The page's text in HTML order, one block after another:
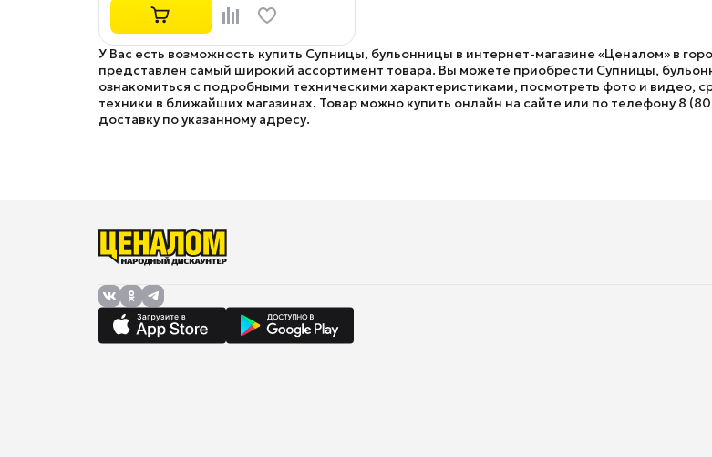
У Вас есть возможность купить Супницы, бульонницы в интернет-магазине «Ценалом» в
представлен самый широкий ассортимент товара. Вы можете приобрести Супницы,
ознакомиться с подробными техническими характеристиками, посмотреть фото и видео,
техники в ближайших магазинах. Товар можно купить онлайн на сайте или по телефону 8
доставку по указанному адресу.